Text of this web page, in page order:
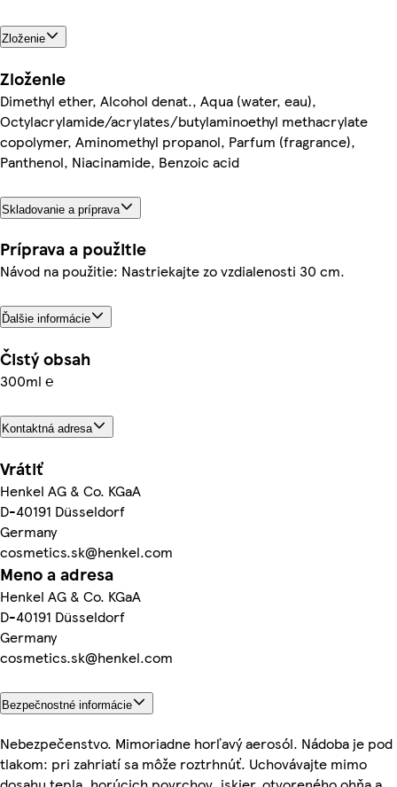
Zloženie
Zloženie
Dimethyl ether, Alcohol denat., Aqua (water, eau),
Octylacrylamide/acrylates/butylaminoethyl methacrylate
copolymer, Aminomethyl propanol, Parfum (fragrance),
Panthenol, Niacinamide, Benzoic acid
Skladovanie a príprava
Príprava a použitie
Návod na použitie: Nastriekajte zo vzdialenosti 30 cm.
Ďalšie informácie
Čistý obsah
300ml ℮
Kontaktná adresa
Vrátiť
Henkel AG & Co. KGaA
D-40191 Düsseldorf
Germany
cosmetics.sk@henkel.com
Meno a adresa
Henkel AG & Co. KGaA
D-40191 Düsseldorf
Germany
cosmetics.sk@henkel.com
Bezpečnostné informácie
Nebezpečenstvo. Mimoriadne horľavý aerosól. Nádoba je pod
tlakom: pri zahriatí sa môže roztrhnúť. Uchovávajte mimo